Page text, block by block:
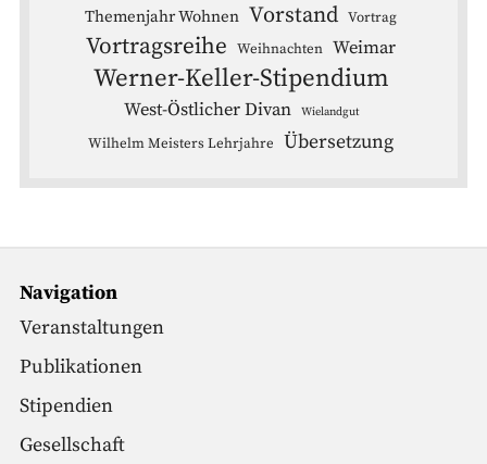
Themenjahr Wohnen Vorstand Vortrag
Vortragsreihe Weihnachten Weimar
Werner-Keller-Stipendium
West-Östlicher Divan Wielandgut
Wilhelm Meisters Lehrjahre Übersetzung
Navigation
Veranstaltungen
Publikationen
Stipendien
Gesellschaft